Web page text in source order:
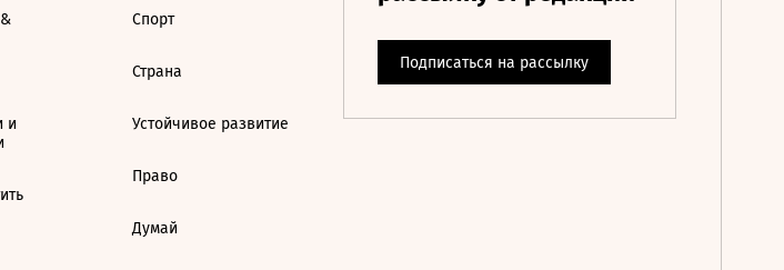
и
Спорт
Страна
Устойчивое развитие
Право
Думай